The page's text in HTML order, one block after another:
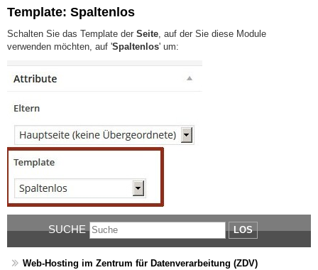
Template: Spaltenlos
Schalten Sie das Template der Seite, auf der Sie diese Module
verwenden möchten, auf 'Spaltenlos' um:
SUCHE LOS
Web-Hosting im Zentrum für Datenverarbeitung (ZDV)